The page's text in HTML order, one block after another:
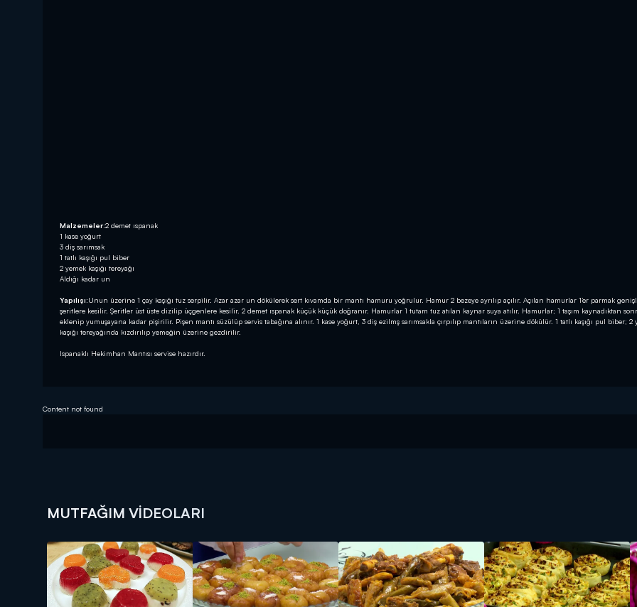
Malzemeler:2 demet ıspanak
1 kase yoğurt
3 diş sarımsak
1 tatlı kaşığı pul biber
2 yemek kaşığı tereyağı
Aldığı kadar un
Yapılışı:Unun üzerine 1 çay kaşığı tuz serpilir. Azar azar un dökülerek sert kıvamda bir mantı hamuru yoğrulur. Hamur 2 bezeye ayrılıp açılır. Açılan hamurlar 1’er parmak
şeritlere kesilir. Şeritler üst üste dizilip üçgenlere kesilir. 2 demet ıspanak küçük küçük doğranır. Hamurlar 1 tutam tuz atılan kaynar suya atılır. Hamurlar; 1 taşım kaynadıktan
eklenip yumuşayana kadar pişirilir. Pişen mantı süzülüp servis tabağına alınır. 1 kase yoğurt, 3 diş ezilmş sarımsakla çırpılıp mantıların üzerine dökülür. 1 tatlı kaşığı pul biber; 2
kaşığı tereyağında kızdırılıp yemeğin üzerine gezdirilir.
Ispanaklı Hekimhan Mantısı servise hazırdır.
Content not found
MUTFAĞIM VIDEOLARI